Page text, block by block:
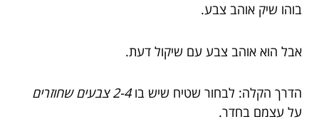
בוהו שיק אוהב צבע.
אבל הוא אוהב צבע עם שיקול דעת.
הדרך הקלה: לבחור שטיח שיש בו2-4 צבעים שחוזרים
על עצמם בחדר.